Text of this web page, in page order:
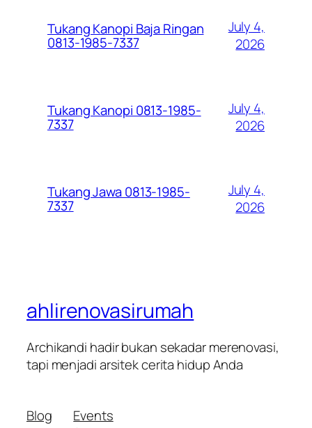
Tukang Kanopi Baja Ringan
0813-1985-7337
July 4,
2026
Tukang Kanopi 0813-1985-
7337
July 4,
2026
Tukang Jawa 0813-1985-
7337
July 4,
2026
ahlirenovasirumah
Archikandi hadir bukan sekadar merenovasi,
tapi menjadi arsitek cerita hidup Anda
Blog
Events